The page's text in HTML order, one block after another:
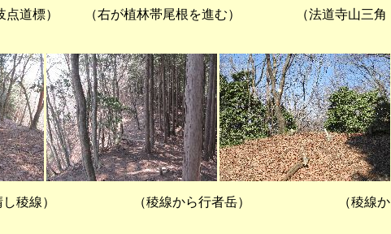
岐点道標） （右が植林帯尾根を進む） （法道寺山三角
晴し稜線） （稜線から行者岳） （稜線か